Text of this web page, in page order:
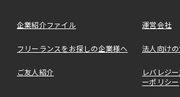
企業紹介ファイル 運営会社
フリーランスをお探しの企業様へ 法人向け
ご友人紹介
レバレジ
ーポリシー